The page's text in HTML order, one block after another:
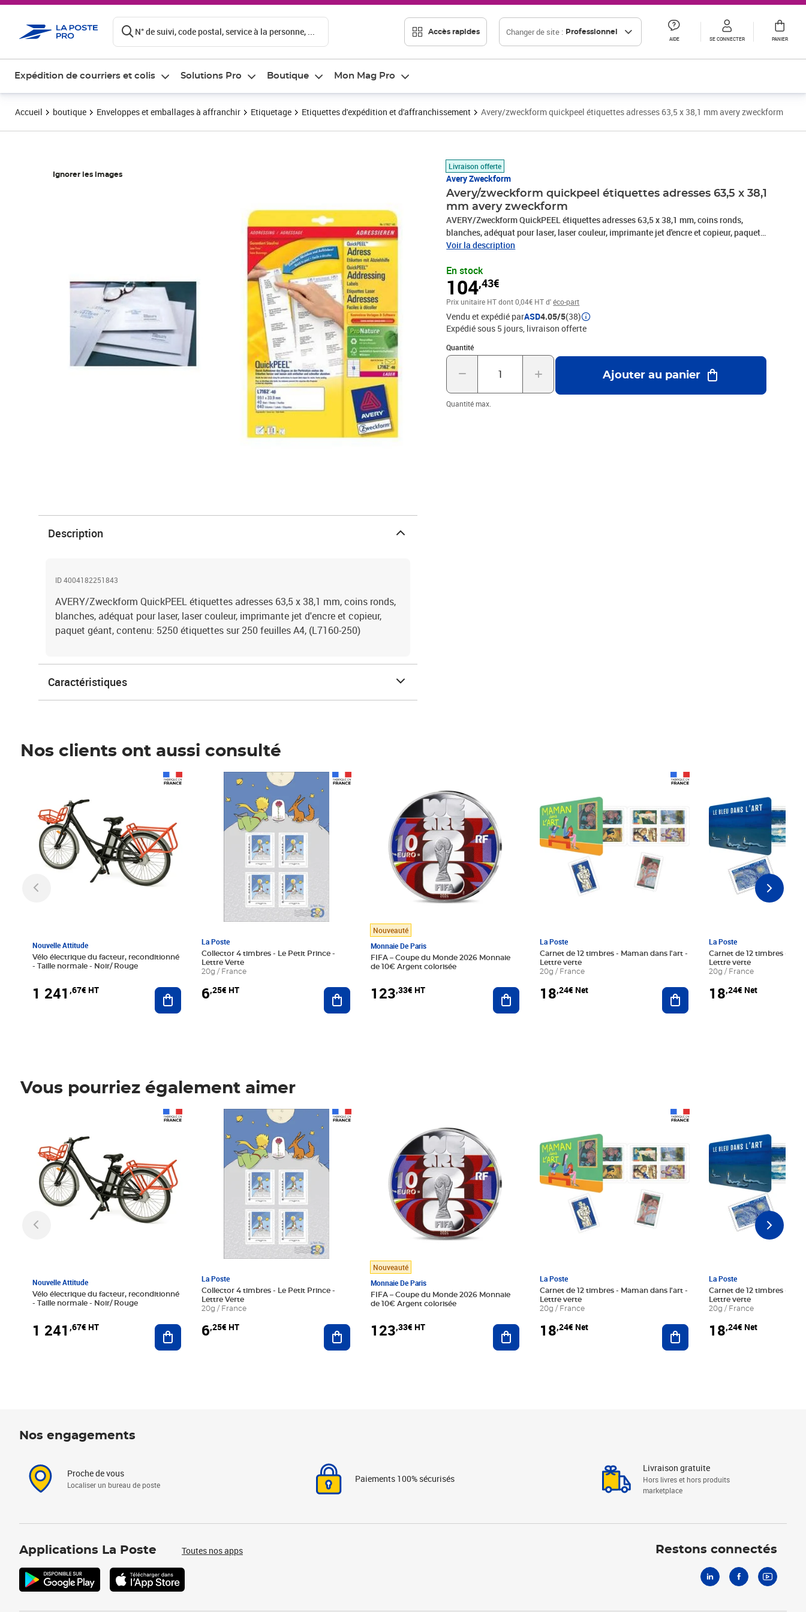
N° de suivi, code postal, service à la personne, ... Accès rapides Changer de site : Professionnel
AIDE SE CONNECTER PANIER
Expédition de courriers et colis Solutions Pro Boutique Mon Mag Pro
Accueil boutique Enveloppes et emballages à affranchir Etiquetage Etiquettes d'expédition et d'affranchissement Avery/zweckform quickpeel étiquettes adresses 63,5 x 38,1 mm avery zweckform
Ignorer les images
Livraison offerte
Avery Zweckform
Avery/zweckform quickpeel étiquettes adresses 63,5 x 38,1
mm avery zweckform
AVERY/Zweckform QuickPEEL étiquettes adresses 63,5 x 38,1 mm, coins ronds,
blanches, adéquat pour laser, laser couleur, imprimante jet d'encre et copieur, paquet
géant, contenu: 5250 étiquettes sur 250 feuilles A4, (L7160-250)
Voir la description
En stock
104,43€
Prix 104,43€
Prix unitaire HTdont 0,04€ HT d'éco-part
Vendu et expédié parASD4.05/5(38)
Expédié sous 5 jours livraison offerte
Quantité
Quantité : 1
Quantité max.
Ajouter au panier
Description
ID 4004182251843
AVERY/Zweckform QuickPEEL étiquettes adresses 63,5 x 38,1 mm, coins ronds,
blanches, adéquat pour laser, laser couleur, imprimante jet d'encre et copieur,
paquet géant, contenu: 5250 étiquettes sur 250 feuilles A4, (L7160-250)
Caractéristiques
Nos clients ont aussi consulté
Nouvelle Attitude
Vélo électrique du facteur, reconditionné
- Taille normale - Noir/ Rouge
1 241 ,67€ HT Ajouter au panier
La Poste
Collector 4 timbres - Le Petit Prince -
Lettre Verte
20g / France
6,25€ HT
Prix 6,25€ HT
Ajouter au panier
Nouveauté
Monnaie De Paris
FIFA – Coupe du Monde 2026 Monnaie
de 10€ Argent colorisée
123,33€ HT Ajouter au panier
La Poste
Carnet de 12 timbres - Maman dans l'art -
Lettre verte
20g / France
18,24€ Net Ajouter au panier
La Poste
Carnet de 12 timbres - Le
Lettre verte
20g / France
18,24€ Net
Vous pourriez également aimer
Nouvelle Attitude
Vélo électrique du facteur, reconditionné
- Taille normale - Noir/ Rouge
1 241 ,67€ HT Ajouter au panier
La Poste
Collector 4 timbres - Le Petit Prince -
Lettre Verte
20g / France
6,25€ HT
Prix 6,25€ HT
Ajouter au panier
Nouveauté
Monnaie De Paris
FIFA – Coupe du Monde 2026 Monnaie
de 10€ Argent colorisée
123,33€ HT Ajouter au panier
La Poste
Carnet de 12 timbres - Maman dans l'art -
Lettre verte
20g / France
18,24€ Net Ajouter au panier
La Poste
Carnet de 12 timbres - Le
Lettre verte
20g / France
18,24€ Net
Nos engagements
Proche de vous
Localiser un bureau de poste
Paiements 100% sécurisés
Livraison gratuite
Hors livres et hors produits
marketplace
Applications La Poste Toutes nos apps Restons connectés